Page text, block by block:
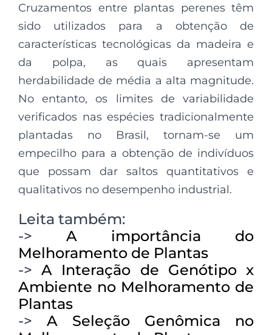
Cruzamentos entre plantas perenes têm
sido utilizados para a obtenção de
características tecnológicas da madeira e
da polpa, as quais apresentam
herdabilidade de média a alta magnitude.
No entanto, os limites de variabilidade
verificados nas espécies tradicionalmente
plantadas no Brasil, tornam-se um
empecilho para a obtenção de indivíduos
que possam dar saltos quantitativos e
qualitativos no desempenho industrial.
Leita também:
-> A importância do
Melhoramento de Plantas
->A Interação de Genótipo x
Ambiente no Melhoramento de
Plantas
-> A Seleção Genômica no